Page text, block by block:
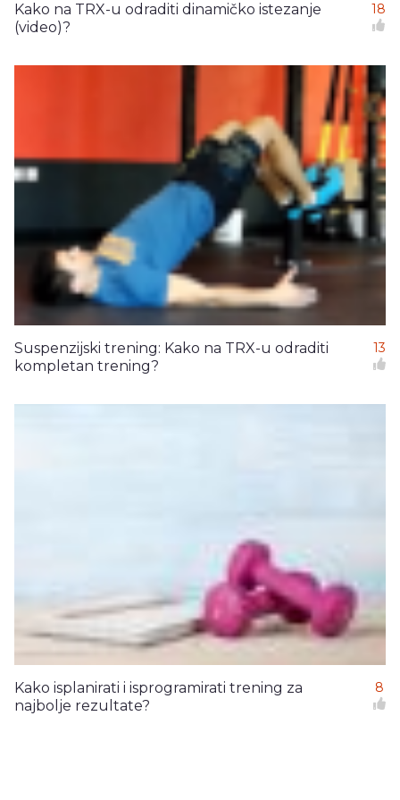
Kako na TRX-u odraditi dinamičko istezanje
(video)?
18
Suspenzijski trening: Kako na TRX-u odraditi
kompletan trening?
13
Kako isplanirati i isprogramirati trening za
najbolje rezultate?
8